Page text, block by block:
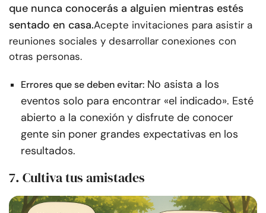
que nunca conocerás a alguien mientras estés
sentado en casa.Acepte invitaciones para asistir a
reuniones sociales y desarrollar conexiones con
otras personas.
Errores que se deben evitar: No asista a los
eventos solo para encontrar «el indicado». Esté
abierto a la conexión y disfrute de conocer
gente sin poner grandes expectativas en los
resultados.
7. Cultiva tus amistades